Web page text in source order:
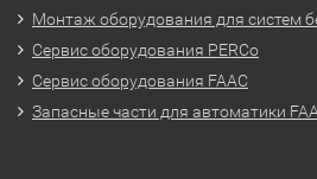
Монтаж оборудования для систем
Сервис оборудования PERCo
Сервис оборудования FAAC
Запасные части для автоматики